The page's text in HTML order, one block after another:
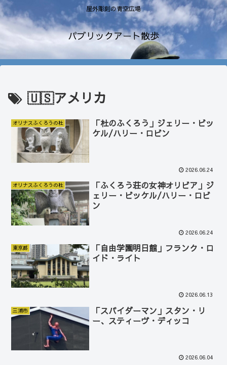
屋外彫刻の青空広場
パブリックアート散歩
🇺🇸アメリカ
オリナスふくろうの杜
「杜のふくろう」ジェリー・ビッ
ケル/ハリー・ロビン
2026.06.24
オリナスふくろうの杜
「ふくろう荘の女神オリビア」ジ
ェリー・ビッケル/ハリー・ロビ
ン
2026.06.24
東京都
「自由学園明日館」フランク・ロ
イド・ライト
2026.06.13
三浦市
「スパイダーマン」スタン・リ
ー、スティーヴ・ディッコ
2026.06.04